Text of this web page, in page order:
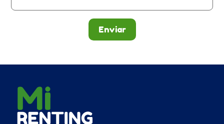
Enviar